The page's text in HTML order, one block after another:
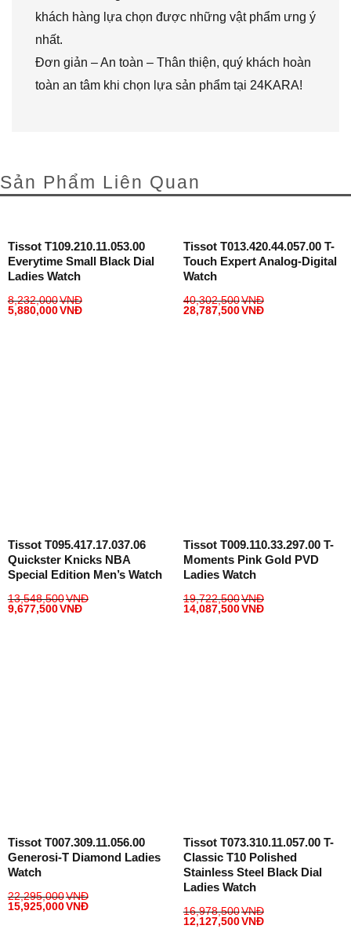
khách hàng lựa chọn được những vật phẩm ưng ý
nhất.
Đơn giản – An toàn – Thân thiện, quý khách hoàn
toàn an tâm khi chọn lựa sản phẩm tại 24KARA!
Sản Phẩm Liên Quan
Tissot T109.210.11.053.00
Everytime Small Black Dial
Ladies Watch
8,232,000VNĐ
5,880,000VNĐ
Tissot T013.420.44.057.00 T-
Touch Expert Analog-Digital
Watch
40,302,500VNĐ
28,787,500VNĐ
Tissot T095.417.17.037.06
Quickster Knicks NBA
Special Edition Men’s Watch
13,548,500VNĐ
9,677,500VNĐ
Tissot T009.110.33.297.00 T-
Moments Pink Gold PVD
Ladies Watch
19,722,500VNĐ
14,087,500VNĐ
Tissot T007.309.11.056.00
Generosi-T Diamond Ladies
Watch
22,295,000VNĐ
15,925,000VNĐ
Tissot T073.310.11.057.00 T-
Classic T10 Polished
Stainless Steel Black Dial
Ladies Watch
16,978,500VNĐ
12,127,500VNĐ